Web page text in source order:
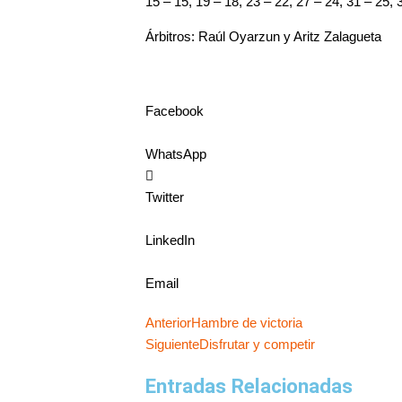
Árbitros: Raúl Oyarzun y Aritz Zalagueta
Facebook
WhatsApp
Twitter
LinkedIn
Email
Ant
AnteriorHambre de victoria
SiguienteDisfrutar y competir
Entradas Relacionadas